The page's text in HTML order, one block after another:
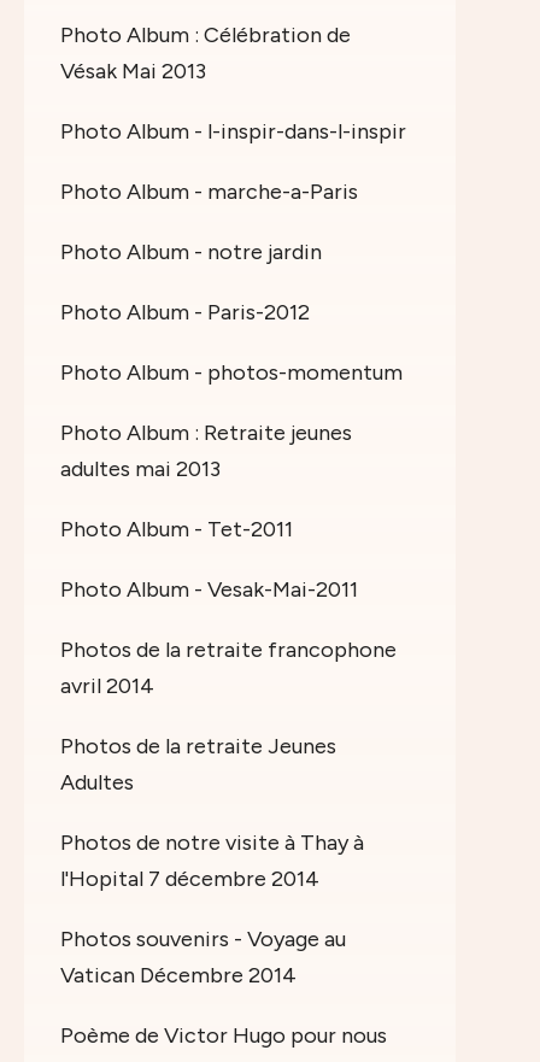
Photo Album : Célébration de
Vésak Mai 2013
Photo Album - l-inspir-dans-l-inspir
Photo Album - marche-a-Paris
Photo Album - notre jardin
Photo Album - Paris-2012
Photo Album - photos-momentum
Photo Album : Retraite jeunes
adultes mai 2013
Photo Album - Tet-2011
Photo Album - Vesak-Mai-2011
Photos de la retraite francophone
avril 2014
Photos de la retraite Jeunes
Adultes
Photos de notre visite à Thay à
l'Hopital 7 décembre 2014
Photos souvenirs - Voyage au
Vatican Décembre 2014
Poème de Victor Hugo pour nous